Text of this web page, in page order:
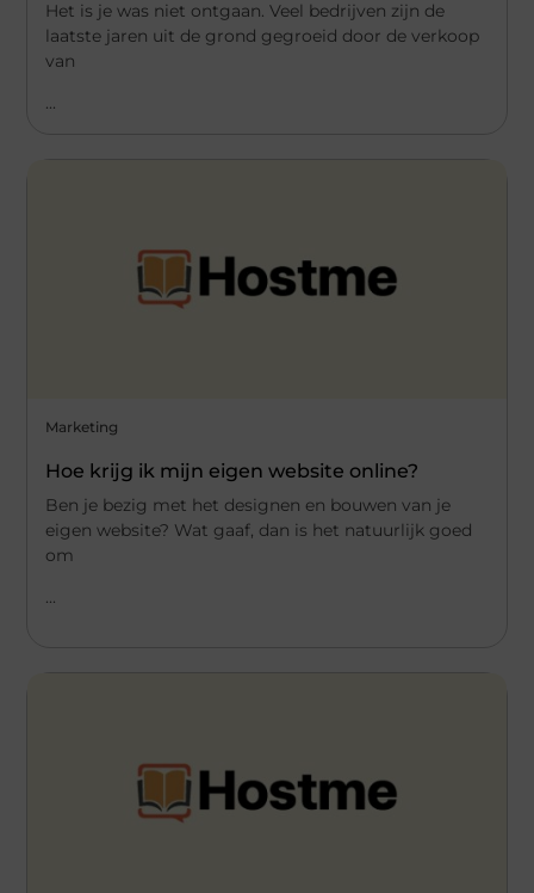
Het is je was niet ontgaan. Veel bedrijven zijn de
laatste jaren uit de grond gegroeid door de verkoop
van
...
Marketing
Hoe krijg ik mijn eigen website online?
Ben je bezig met het designen en bouwen van je
eigen website? Wat gaaf, dan is het natuurlijk goed
om
...